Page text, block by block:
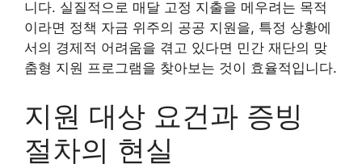
니다. 실질적으로 매달 고정 지출을 메우려는 목적
이라면 정책 자금 위주의 공공 지원을, 특정 상황에
서의 경제적 어려움을 겪고 있다면 민간 재단의 맞
춤형 지원 프로그램을 찾아보는 것이 효율적입니다.
지원 대상 요건과 증빙
절차의 현실